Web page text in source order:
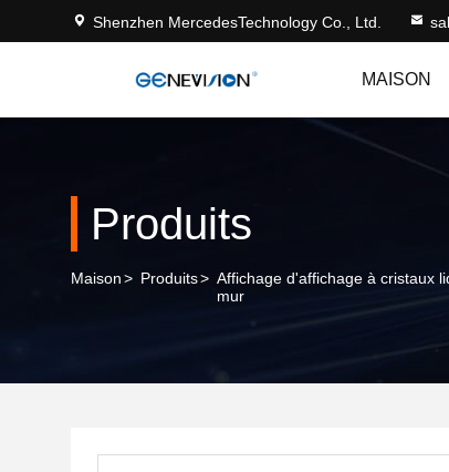
Shenzhen MercedesTechnology Co., Ltd.
MAISON
Produits
Maison> Produits> Affichage d'affichage à cristaux
mur